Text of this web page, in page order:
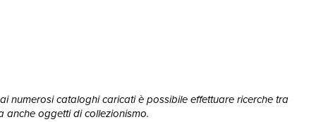
numerosi cataloghi caricati è possibile effettuare ricerche tra
anche oggetti di collezionismo.